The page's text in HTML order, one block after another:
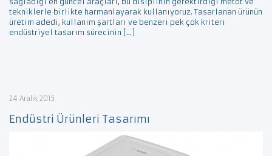
tekniklerle birlikte harmanlayarak kullanıyoruz. Tasarlanan ürünün
üretim adedi, kullanım şartları ve benzeri pek çok kriteri
endüstriyel tasarım sürecinin […]
24 Aralık 2015
Endüstri Ürünleri Tasarımı